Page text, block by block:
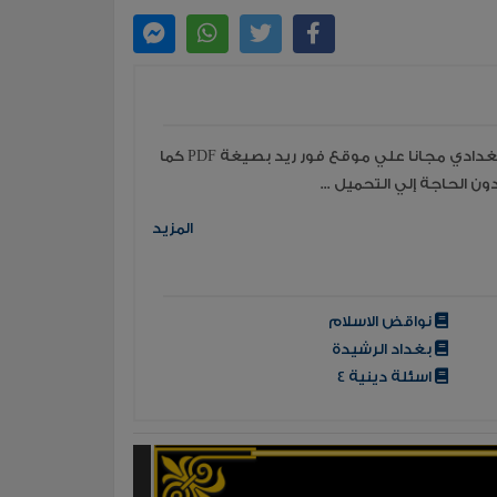
قراءة جميع مؤلفات وكتب الكاتب المهتدي البغدادي مجانا علي موقع فور ريد بصيغة PDF كما
الحاجة إلي التحميل ...
المزيد
نواقض الاسلام
بغداد الرشيدة
اسئلة دينية 4